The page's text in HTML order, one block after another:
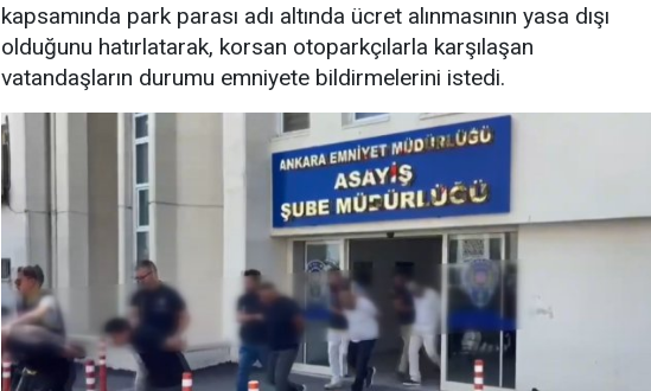
kapsamında park parası adı altında ücret alınmasının yasa dışı
olduğunu hatırlatarak, korsan otoparkçılarla karşılaşan
vatandaşların durumu emniyete bildirmelerini istedi.